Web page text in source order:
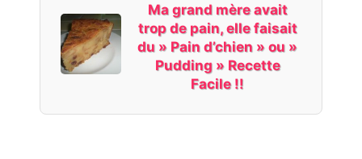
Ma grand mère avait
trop de pain, elle faisait
du » Pain d’chien » ou »
Pudding » Recette
Facile !!